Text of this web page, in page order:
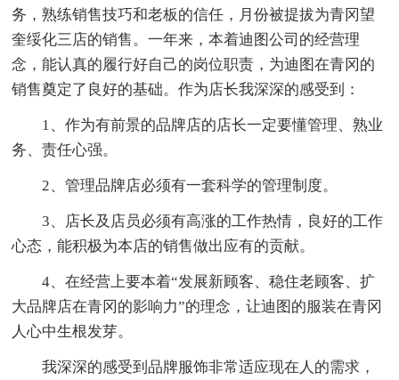
务，熟练销售技巧和老板的信任，月份被提拔为青冈望
奎绥化三店的销售。一年来，本着迪图公司的经营理
念，能认真的履行好自己的岗位职责，为迪图在青冈的
销售奠定了良好的基础。作为店长我深深的感受到：
1、作为有前景的品牌店的店长一定要懂管理、熟业
务、责任心强。
2、管理品牌店必须有一套科学的管理制度。
3、店长及店员必须有高涨的工作热情，良好的工作
心态，能积极为本店的销售做出应有的贡献。
4、在经营上要本着“发展新顾客、稳住老顾客、扩
大品牌店在青冈的影响力”的理念，让迪图的服装在青冈
人心中生根发芽。
我深深的感受到品牌服饰非常适应现在人的需求，